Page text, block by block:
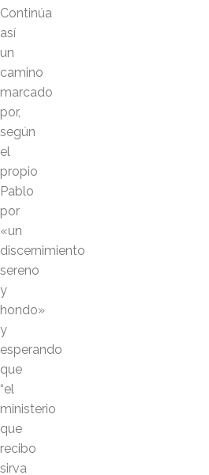
Continúa
así
un
camino
marcado
por,
según
el
propio
Pablo
por
«un
discernimiento
sereno
y
hondo»
y
esperando
que
“el
ministerio
que
recibo
sirva